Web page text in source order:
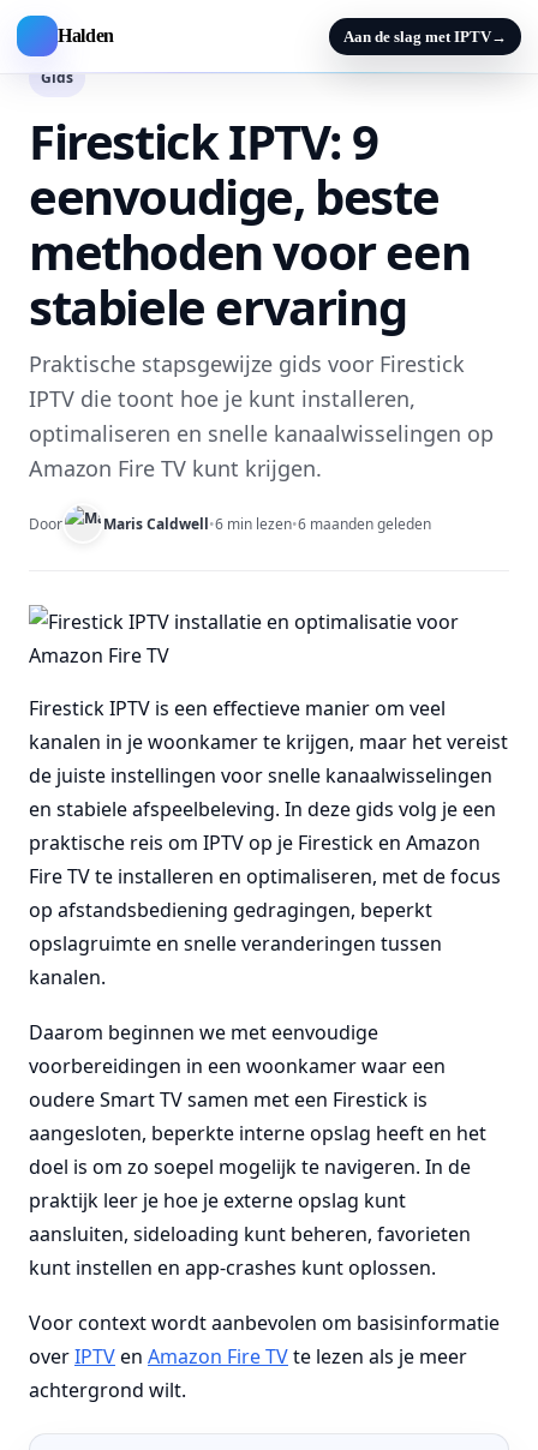
Halden Aan de slag met IPTV→
Gids
Firestick IPTV: 9
eenvoudige, beste
methoden voor een
stabiele ervaring
Praktische stapsgewijze gids voor Firestick
IPTV die toont hoe je kunt installeren,
optimaliseren en snelle kanaalwisselingen op
Amazon Fire TV kunt krijgen.
Door Maris Caldwell•6 min lezen•6 maanden geleden
Firestick IPTV is een effectieve manier om veel
kanalen in je woonkamer te krijgen, maar het vereist
de juiste instellingen voor snelle kanaalwisselingen
en stabiele afspeelbeleving. In deze gids volg je een
praktische reis om IPTV op je Firestick en Amazon
Fire TV te installeren en optimaliseren, met de focus
op afstandsbediening gedragingen, beperkt
opslagruimte en snelle veranderingen tussen
kanalen.
Daarom beginnen we met eenvoudige
voorbereidingen in een woonkamer waar een
oudere Smart TV samen met een Firestick is
aangesloten, beperkte interne opslag heeft en het
doel is om zo soepel mogelijk te navigeren. In de
praktijk leer je hoe je externe opslag kunt
aansluiten, sideloading kunt beheren, favorieten
kunt instellen en app-crashes kunt oplossen.
Voor context wordt aanbevolen om basisinformatie
overIPTVen Amazon Fire TVte lezen als je meer
achtergrond wilt.